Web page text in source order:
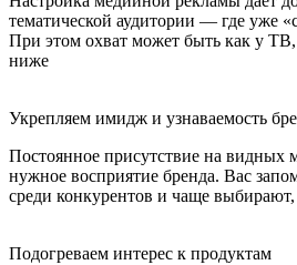
тематической аудитории — где уже
При этом охват может быть как у
ниже
Укрепляем имидж и узнаваемость
Постоянное присутствие на видных
нужное восприятие бренда. Вас
среди конкурентов и чаще выбирают,
Подогреваем интерес к продуктам